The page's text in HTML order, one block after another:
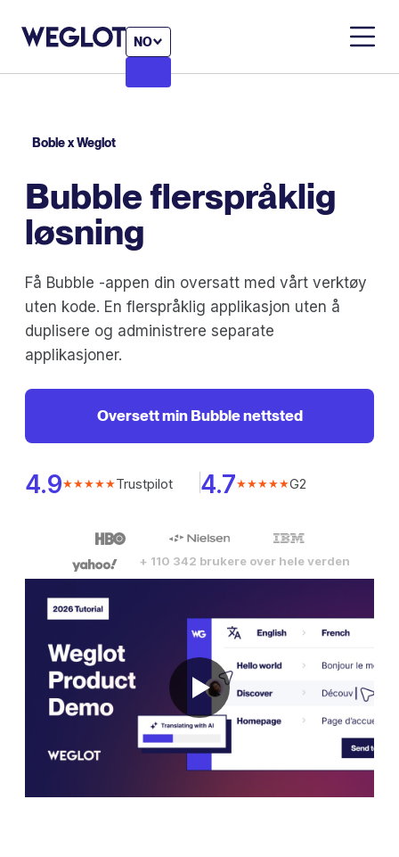
NO
Boble x Weglot
Bubble flerspråklig
løsning
Få Bubble -appen din oversatt med vårt verktøy
uten kode. En flerspråklig applikasjon uten å
duplisere og administrere separate
applikasjoner.
Oversett min Bubble nettsted
4.9★★★★★Trustpilot 4.7★★★★★G2
+ 110 342 brukere over hele verden